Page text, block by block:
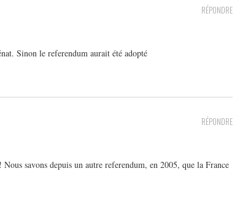
RÉPONDRE
Sinon le referendum aurait été adopté
RÉPONDRE
savons depuis un autre referendum, en 2005, que la France